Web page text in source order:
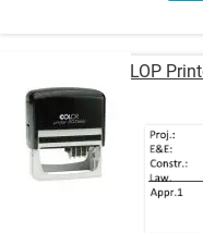
COLOP